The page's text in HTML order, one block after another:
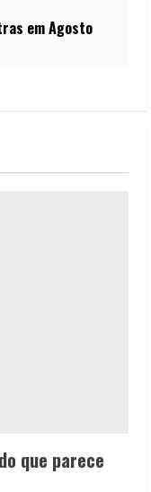
em Agosto
que parece